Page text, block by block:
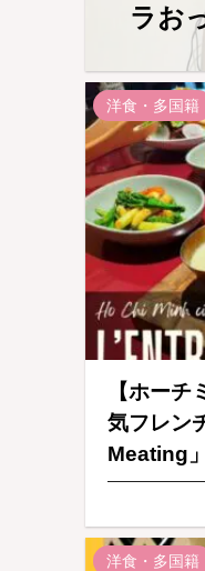
ラお
洋食・多国籍
【ホー
気フレン
Meating」
洋食・多国籍